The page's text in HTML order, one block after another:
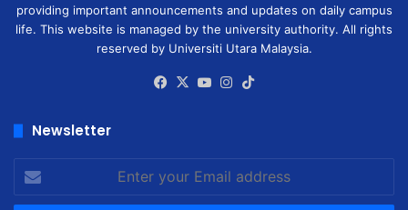
providing important announcements and updates on daily campus
life. This website is managed by the university authority. All rights
reserved by Universiti Utara Malaysia.
Facebook
X YouTubeInstagram
Newsletter
your
Email